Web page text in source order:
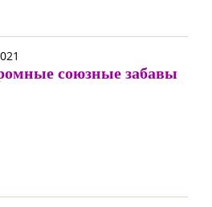
союзные забавы